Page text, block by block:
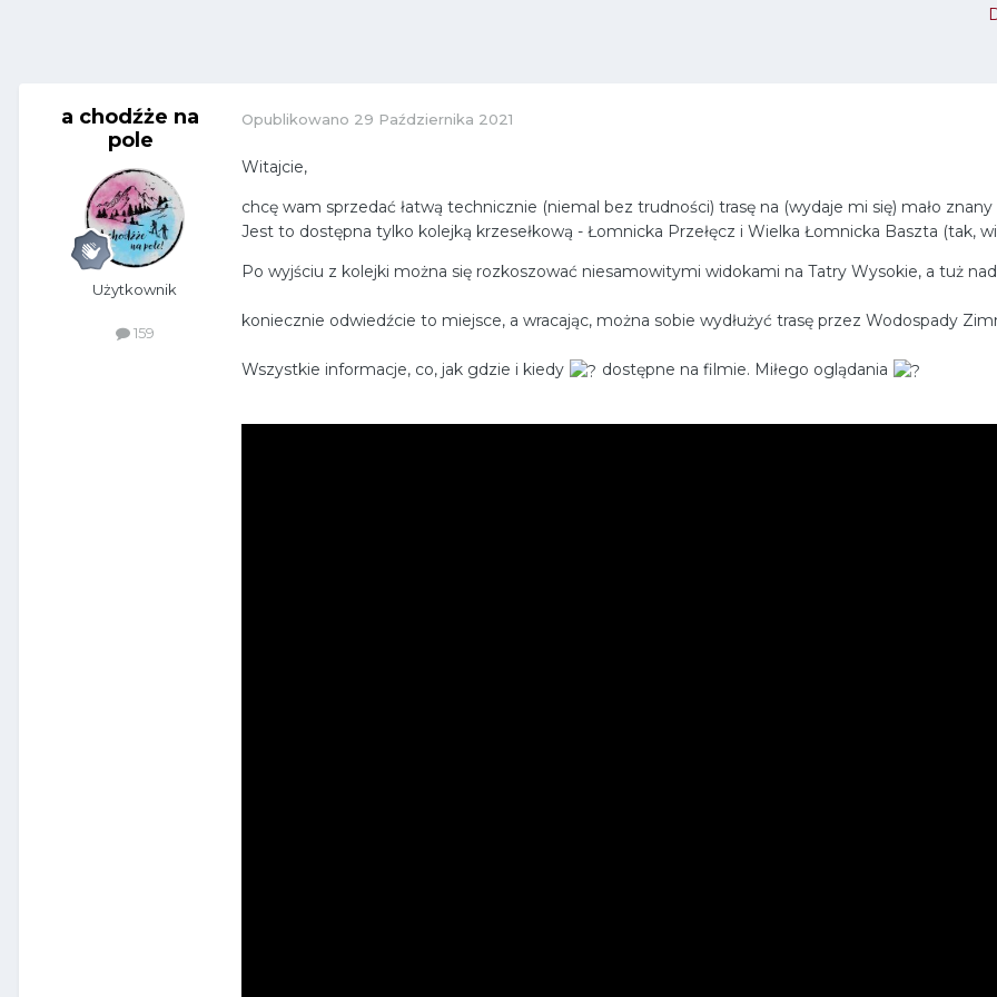
a chodźże na
pole
Użytkownik
159
Opublikowano 29 Października 2021
Witajcie,
chcę wam sprzedać łatwą technicznie (niemal bez trudności) trasę na (wydaje mi się) mało
Jest to dostępna tylko kolejką krzesełkową - Łomnicka Przełęcz i Wielka Łomnicka Baszta (tak,
Po wyjściu z kolejki można się rozkoszować niesamowitymi widokami na Tatry Wysokie, a tuż
koniecznie odwiedźcie to miejsce, a wracając, można sobie wydłużyć trasę przez Wodospady
Wszystkie informacje, co, jak gdzie i kiedy dostępne na filmie. Miłego oglądania